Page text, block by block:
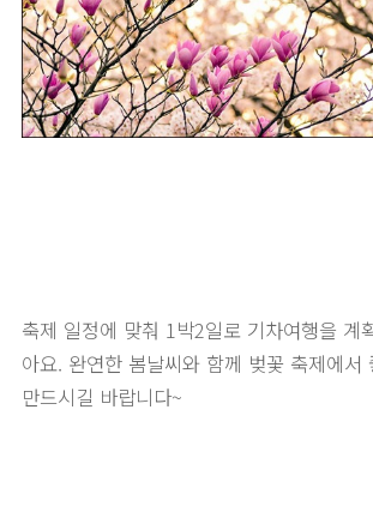
축제 일정에 맞춰 1박2일로 기차여행을 계
아요. 완연한 봄날씨와 함께 벚꽃 축제에서
만드시길 바랍니다~